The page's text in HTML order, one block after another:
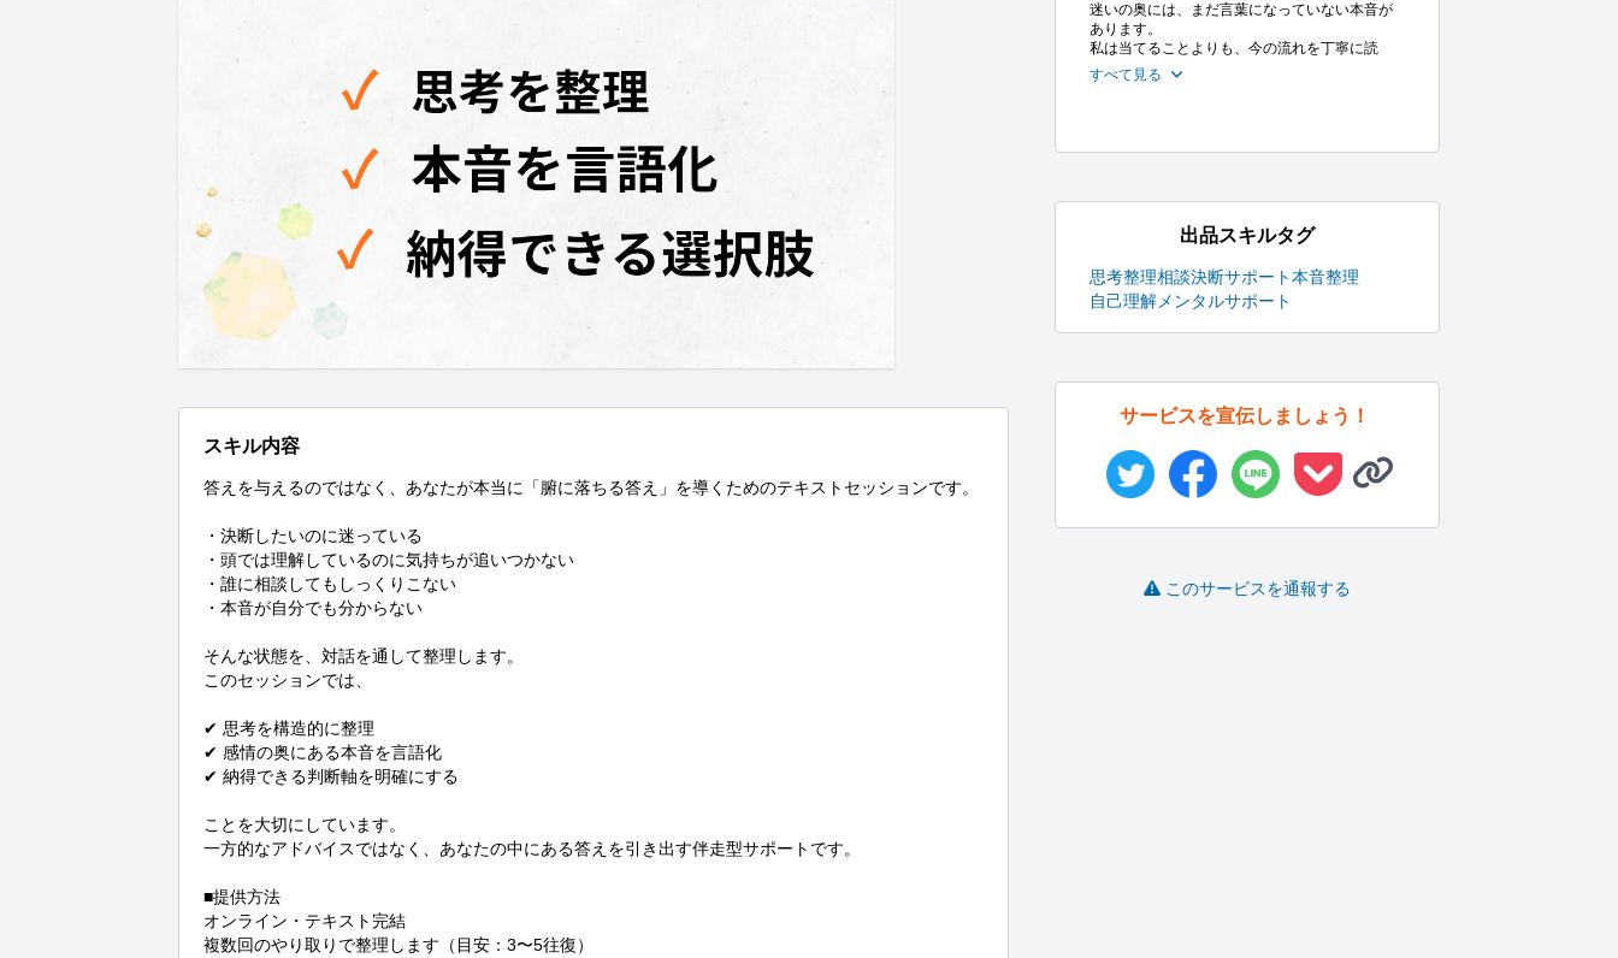
スキル内容
答えを与えるのではなく、あなたが本当に「腑に落ちる答え」を導くためのテキストセッションです。
・決断したいのに迷っている
・頭では理解しているのに気持ちが追いつかない
・誰に相談してもしっくりこない
・本音が自分でも分からない
そんな状態を、対話を通して整理します。
このセッションでは、
✔ 思考を構造的に整理
✔ 感情の奥にある本音を言語化
✔ 納得できる判断軸を明確にする
ことを大切にしています。
一方的なアドバイスではなく、あなたの中にある答えを引き出す伴走型サポートです。
■提供方法
オンライン・テキスト完結
複数回のやり取りで整理します（目安：3〜5往復）
迷いの奥には、まだ言葉になっていない本音が
あります。
私は当てることよりも、今の流れを丁寧に読
すべて見る
出品スキルタグ
思考整理相談決断サポート本音整理
自己理解 メンタルサポート
サービスを宣伝しましょう！
このサービスを通報する